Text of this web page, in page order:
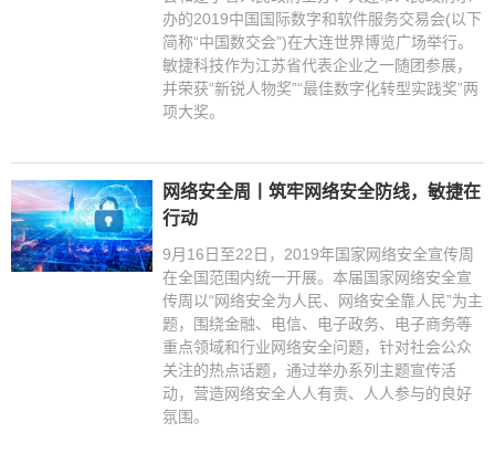
办的2019中国国际数字和软件服务交易会(以下
简称“中国数交会”)在大连世界博览广场举行。
敏捷科技作为江苏省代表企业之一随团参展，
并荣获“新锐人物奖”“最佳数字化转型实践奖”两
项大奖。
网络安全周丨筑牢网络安全防线，敏捷在
行动
9月16日至22日，2019年国家网络安全宣传周
在全国范围内统一开展。本届国家网络安全宣
传周以“网络安全为人民、网络安全靠人民”为主
题，围绕金融、电信、电子政务、电子商务等
重点领域和行业网络安全问题，针对社会公众
关注的热点话题，通过举办系列主题宣传活
动，营造网络安全人人有责、人人参与的良好
氛围。